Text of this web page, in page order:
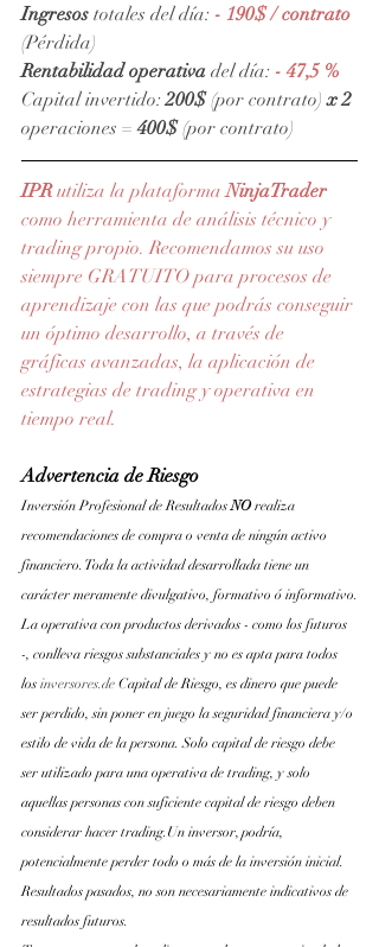
Ingresos totales del día: - 190$ / contrato
(Pérdida)
Rentabilidad operativa del día: - 47,5 %
Capital invertido: 200$ (por contrato) x 2
operaciones = 400$ (por contrato)
IPR utiliza la plataforma NinjaTrader
como herramienta de análisis técnico y
trading propio. Recomendamos su uso
siempre GRATUITO para procesos de
aprendizaje con las que podrás conseguir
un óptimo desarrollo, a través de
gráficas avanzadas, la aplicación de
estrategias de trading y operativa en
tiempo real.
Advertencia de Riesgo
Inversión Profesional de Resultados NO realiza
recomendaciones de compra o venta de ningún activo
financiero. Toda la actividad desarrollada tiene un
carácter meramente divulgativo, formativo ó informativo.
La operativa con productos derivados - como los futuros
-, conlleva riesgos substanciales y no es apta para todos
los inversores.de Capital de Riesgo, es dinero que puede
ser perdido, sin poner en juego la seguridad financiera y/o
estilo de vida de la persona. Solo capital de riesgo debe
ser utilizado para una operativa de trading, y solo
aquellas personas con suficiente capital de riesgo deben
considerar hacer trading.Un inversor, podría,
potencialmente perder todo o más de la inversión inicial.
Resultados pasados, no son necesariamente indicativos de
resultados futuros.